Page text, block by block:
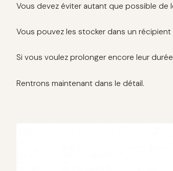
Vous devez éviter autant que possible de
Vous pouvez les stocker dans un
Si vous voulez prolonger encore leur
Rentrons maintenant dans le détail.